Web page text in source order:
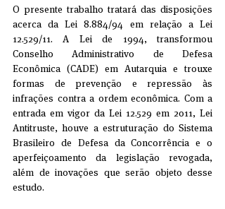
O presente trabalho tratará das disposições
acerca da Lei 8.884/94 em relação a Lei
12.529/11. A Lei de 1994, transformou
Conselho Administrativo de Defesa
Econômica (CADE) em Autarquia e trouxe
formas de prevenção e repressão às
infrações contra a ordem econômica. Com a
entrada em vigor da Lei 12.529 em 2011, Lei
Antitruste, houve a estruturação do Sistema
Brasileiro de Defesa da Concorrência e o
aperfeiçoamento da legislação revogada,
além de inovações que serão objeto desse
estudo.